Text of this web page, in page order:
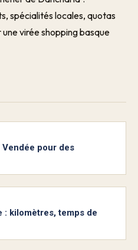
spécialités locales, quotas
virée shopping basque
pour des
: kilomètres, temps de